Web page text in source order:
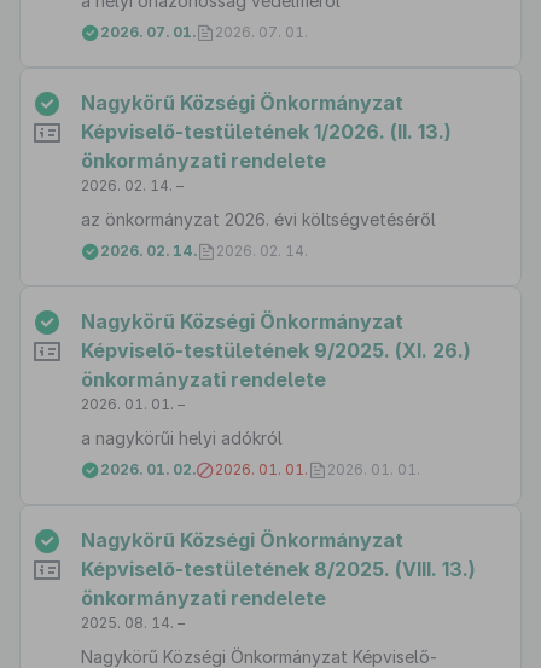
2026. 07. 01. 2026. 07. 01.
Nagykörű Községi Önkormányzat
Képviselő-testületének 1/2026. (II. 13.)
önkormányzati rendelete
2026. 02. 14. –
az önkormányzat 2026. évi költségvetéséről
2026. 02. 14. 2026. 02. 14.
Nagykörű Községi Önkormányzat
Képviselő-testületének 9/2025. (XI. 26.)
önkormányzati rendelete
2026. 01. 01. –
a nagykörűi helyi adókról
2026. 01. 02. 2026. 01. 01. 2026. 01. 01.
Nagykörű Községi Önkormányzat
Képviselő-testületének 8/2025. (VIII. 13.)
önkormányzati rendelete
2025. 08. 14. –
Nagykörű Községi Önkormányzat Képviselő-